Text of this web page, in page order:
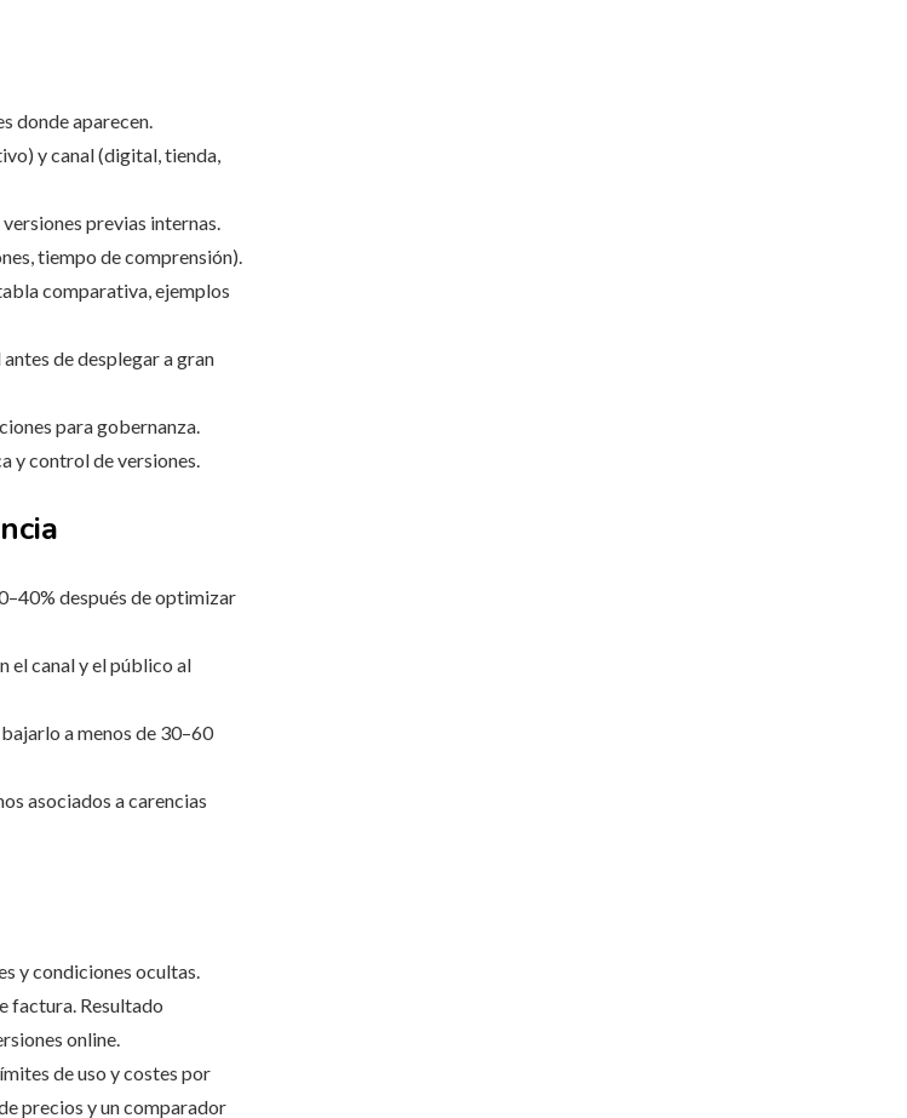
donde aparecen.
y canal (digital, tienda,
previas internas.
tiempo de comprensión).
comparativa, ejemplos
de desplegar a gran
para gobernanza.
y control de versiones.
después de optimizar
el canal y el público al
a menos de 30–60
asociados a carencias
y condiciones ocultas.
factura. Resultado
online.
de uso y costes por
precios y un comparador